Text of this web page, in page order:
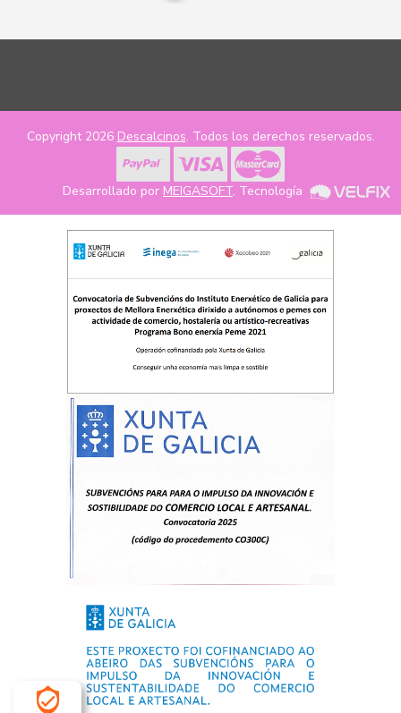
Copyright 2026 Descalcinos. Todos los derechos reservados.
Desarrollado por MEIGASOFT. Tecnología